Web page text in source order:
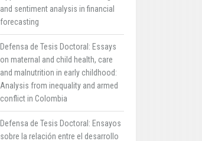
and sentiment analysis in financial
forecasting
Defensa de Tesis Doctoral: Essays
on maternal and child health, care
and malnutrition in early childhood:
Analysis from inequality and armed
conflict in Colombia
Defensa de Tesis Doctoral: Ensayos
sobre la relación entre el desarrollo